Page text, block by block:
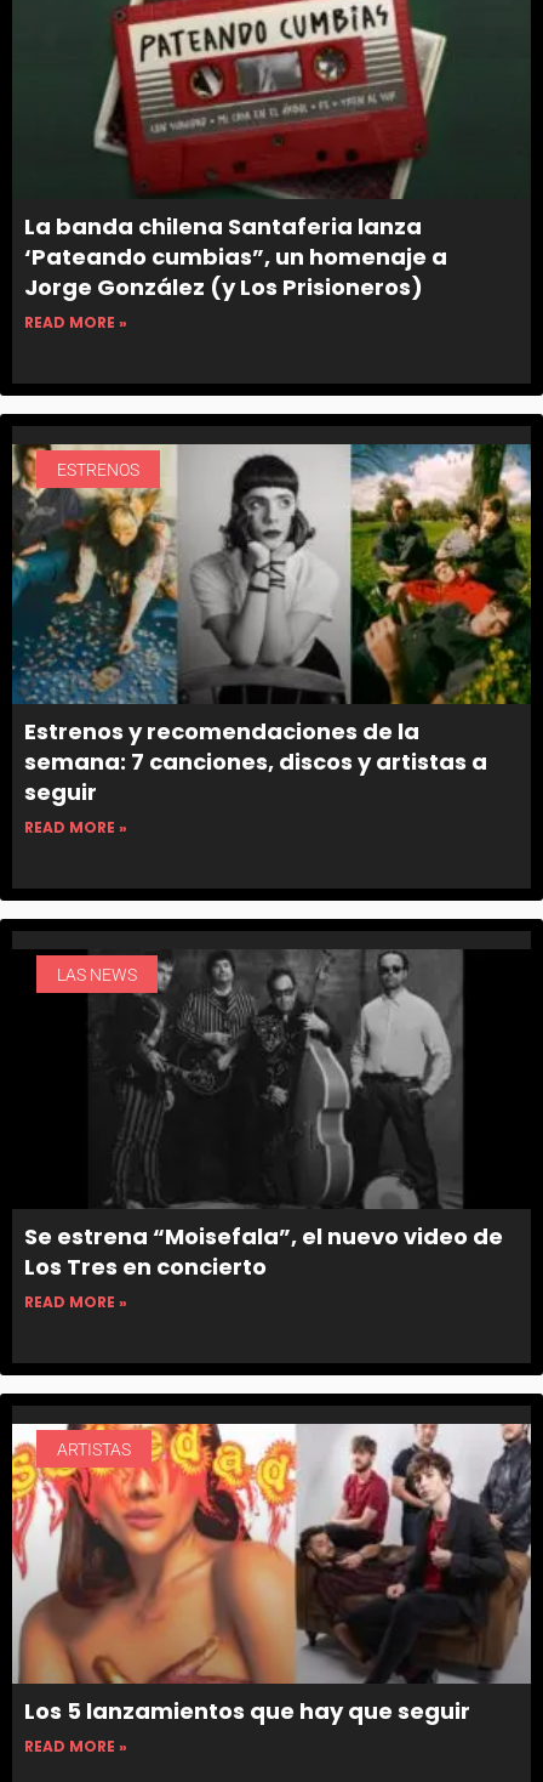
La banda chilena Santaferia lanza
‘Pateando cumbias”, un homenaje a
Jorge González (y Los Prisioneros)
READ MORE »
ESTRENOS
Estrenos y recomendaciones de la
semana: 7 canciones, discos y artistas a
seguir
READ MORE »
LAS NEWS
Se estrena “Moisefala”, el nuevo video de
Los Tres en concierto
READ MORE »
ARTISTAS
Los 5 lanzamientos que hay que seguir
READ MORE »